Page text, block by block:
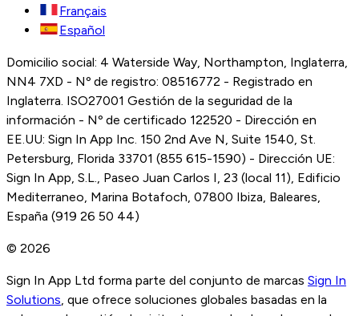
Français
Español
Domicilio social: 4 Waterside Way, Northampton, Inglaterra,
NN4 7XD - Nº de registro: 08516772 - Registrado en
Inglaterra. ISO27001 Gestión de la seguridad de la
información - Nº de certificado 122520 - Dirección en
EE.UU: Sign In App Inc. 150 2nd Ave N, Suite 1540, St.
Petersburg, Florida 33701 (855 615-1590) - Dirección UE:
Sign In App, S.L., Paseo Juan Carlos I, 23 (local 11), Edificio
Mediterraneo, Marina Botafoch, 07800 Ibiza, Baleares,
España (919 26 50 44)
© 2026
Sign In App Ltd forma parte del conjunto de marcas Sign In
Solutions , que ofrece soluciones globales basadas en la